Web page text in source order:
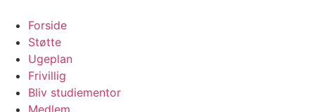
Forside
Støtte
Ugeplan
Frivillig
Bliv studiementor
Medlem